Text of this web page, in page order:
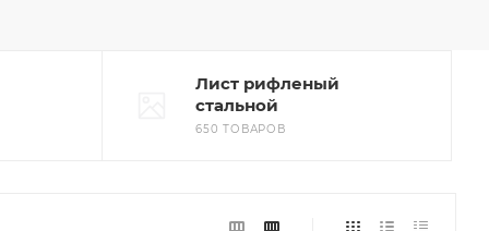
Лист рифленый
стальной
650 ТОВАРОВ